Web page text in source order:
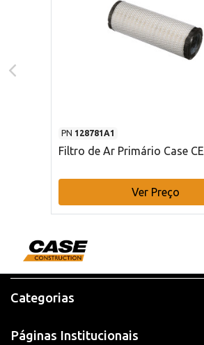
PN 128781A1
Filtro de Ar Primário Case CE
Ver Preço
Categorias
Páginas Institucionais